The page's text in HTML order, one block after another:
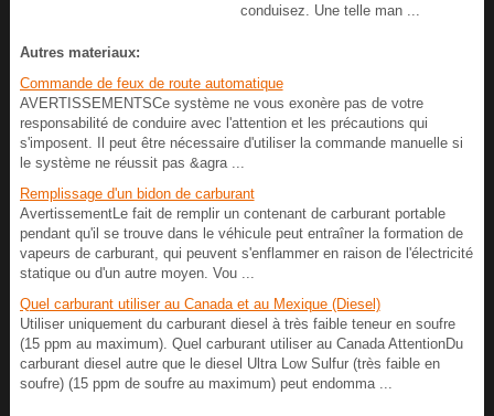
conduisez. Une telle man ...
Autres materiaux:
Commande de feux de route automatique
AVERTISSEMENTSCe système ne vous exonère pas de votre
responsabilité de conduire avec l'attention et les précautions qui
s'imposent. Il peut être nécessaire d'utiliser la commande manuelle si
le système ne réussit pas &agra ...
Remplissage d'un bidon de carburant
AvertissementLe fait de remplir un contenant de carburant portable
pendant qu'il se trouve dans le véhicule peut entraîner la formation de
vapeurs de carburant, qui peuvent s'enflammer en raison de l'électricité
statique ou d'un autre moyen. Vou ...
Quel carburant utiliser au Canada et au Mexique (Diesel)
Utiliser uniquement du carburant diesel à très faible teneur en soufre
(15 ppm au maximum). Quel carburant utiliser au Canada AttentionDu
carburant diesel autre que le diesel Ultra Low Sulfur (très faible en
soufre) (15 ppm de soufre au maximum) peut endomma ...